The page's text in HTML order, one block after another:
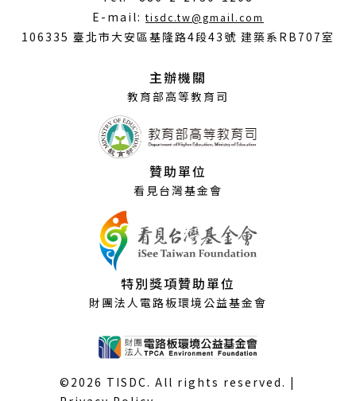
E-mail:tisdc.tw@gmail.com
開
106335 臺北市大安區基隆路4段43號 建築系RB707室
主辦機關
教育部高等教育司
贊助單位
看見台灣基金會
特別獎項贊助單位
財團法人電路板環境公益基金會
©2026 TISDC. All rights reserved. |